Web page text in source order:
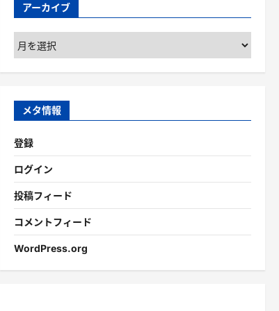
アーカイブ
ア
ー
カ
ブ
メタ情報
登録
ログイン
投稿フィード
コメントフィード
WordPress.org